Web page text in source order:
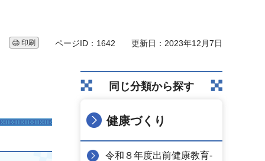
印刷 ページID：1642 更新日：2023年12月7日
同じ分類から探す
健康づくり
令和８年度出前健康教育-